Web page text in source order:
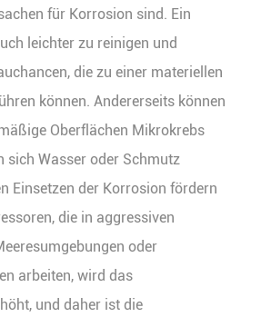
für Korrosion sind. Ein
leichter zu reinigen und
die zu einer materiellen
können. Andererseits können
Oberflächen Mikrokrebs
sich Wasser oder Schmutz
Einsetzen der Korrosion fördern
die in aggressiven
oder
arbeiten, wird das
und daher ist die